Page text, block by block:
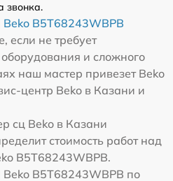
звонка.
B5T68243WBPB
если не требует
и сложного
наш мастер привезет Beko
центр Beko в Казани и
сц Beko в Казани
стоимость работ над
B5T68243WBPB.
B5T68243WBPB по